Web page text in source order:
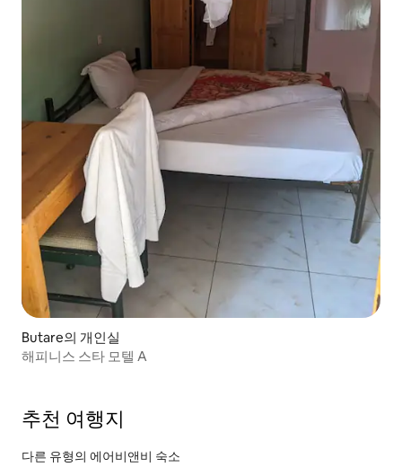
Butare의 개인실
해피니스 스타 모텔 A
추천 여행지
다른 유형의 에어비앤비 숙소